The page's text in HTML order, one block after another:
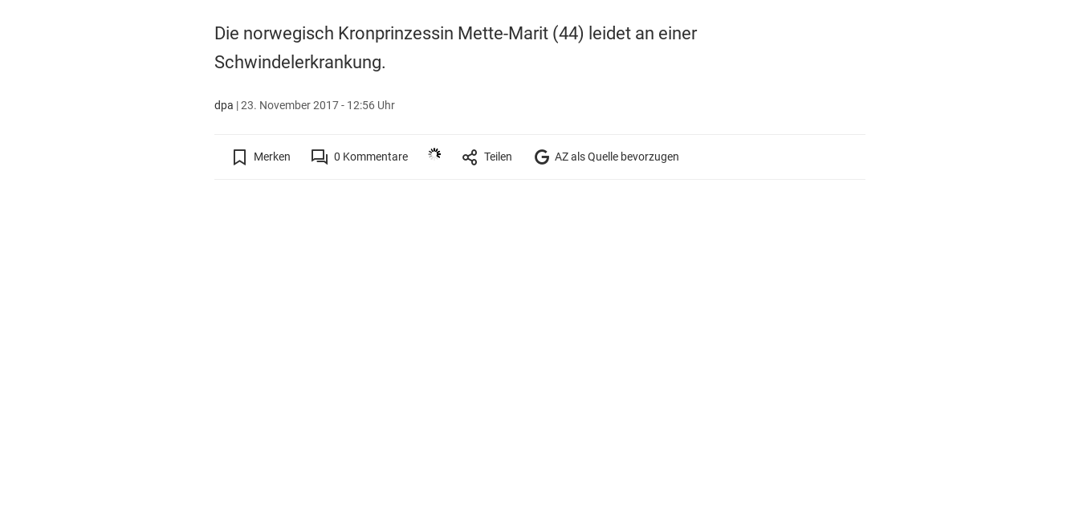
Die norwegisch Kronprinzessin Mette-Marit (44) leidet an einer
Schwindelerkrankung.
dpa |23. November 2017 - 12:56 Uhr
Merken 0 Kommentare Teilen AZ als Quelle bevorzugen